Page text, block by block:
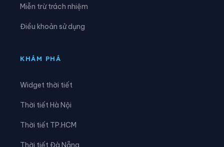
Xã Sơn Tiến
Miễn trừ trách nhiệm
Điều khoản sử dụng
KHÁM PHÁ
Widget thời tiết
Thời tiết Hà Nội
Thời tiết TP.HCM
Thời tiết Đà Nẵng